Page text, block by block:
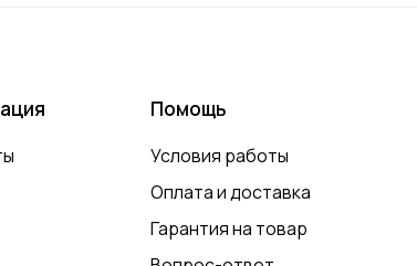
Помощь
Условия работы
Оплата и доставка
Гарантия на товар